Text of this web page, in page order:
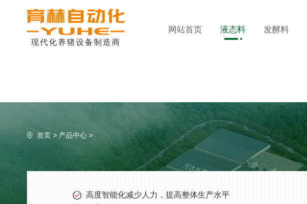
现代化养猪设备制造商
网站首页 液态料 发酵料
首页> 产品中心>
高度智能化减少人力，提高整体生产水平